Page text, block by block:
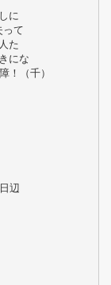
に
って
た
にな
！（千）
辺